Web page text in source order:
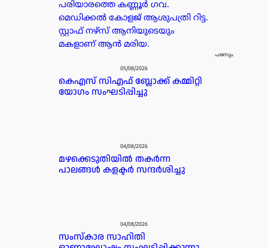
പരിയാരത്തെ കണ്ണൂർ ഗവ.
മെഡിക്കൽ കോളജ് ആശുപത്രി റിട്ട.
സ്റ്റാഫ് നഴ്സ് ആനിയുടെയും
മകളാണ് ആൻ മരിയ.
പരസ്യം
05/08/2026
കെഎസ് സിഎഫ് ബ്ലോക്ക് കമ്മിറ്റി
യോഗം സംഘടിപ്പിച്ചു
04/08/2026
മഴക്കെടുതിയിൽ തകർന്ന
പാലങ്ങൾ കളക്ടർ സന്ദർശിച്ചു
04/08/2026
സംസ്കാര സാഹിതി